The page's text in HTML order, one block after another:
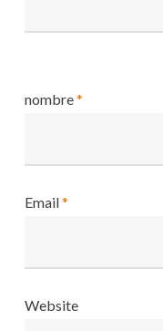
nombre*
Email*
Website